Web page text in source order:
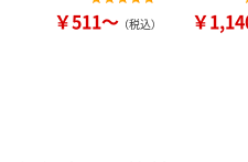
￥511～ （税込） ￥